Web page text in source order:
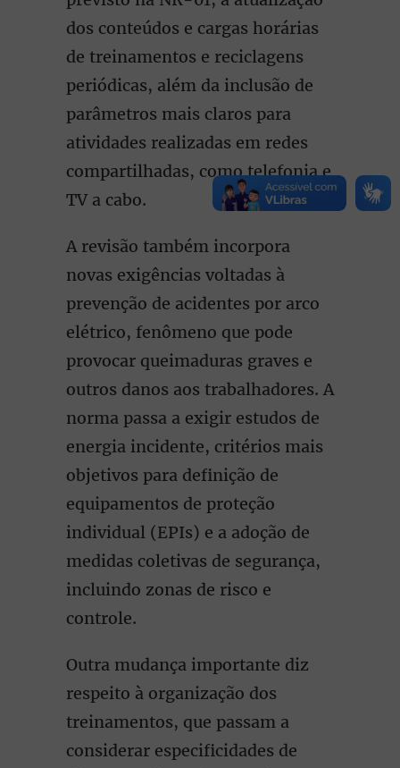
dos conteúdos e cargas horárias
de treinamentos e reciclagens
periódicas, além da inclusão de
parâmetros mais claros para
atividades realizadas em redes
compartilhadas, como telefonia e
TV a cabo.
A revisão também incorpora
novas exigências voltadas à
prevenção de acidentes por arco
elétrico, fenômeno que pode
provocar queimaduras graves e
outros danos aos trabalhadores. A
norma passa a exigir estudos de
energia incidente, critérios mais
objetivos para definição de
equipamentos de proteção
individual (EPIs) e a adoção de
medidas coletivas de segurança,
incluindo zonas de risco e
controle.
Outra mudança importante diz
respeito à organização dos
treinamentos, que passam a
considerar especificidades de